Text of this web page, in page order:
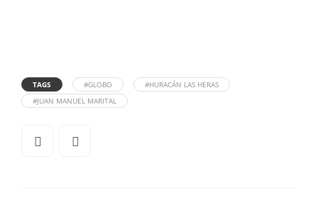
TAGS #GLOBO
#HURACÁN LAS HERAS
#JUAN MANUEL MARITAL